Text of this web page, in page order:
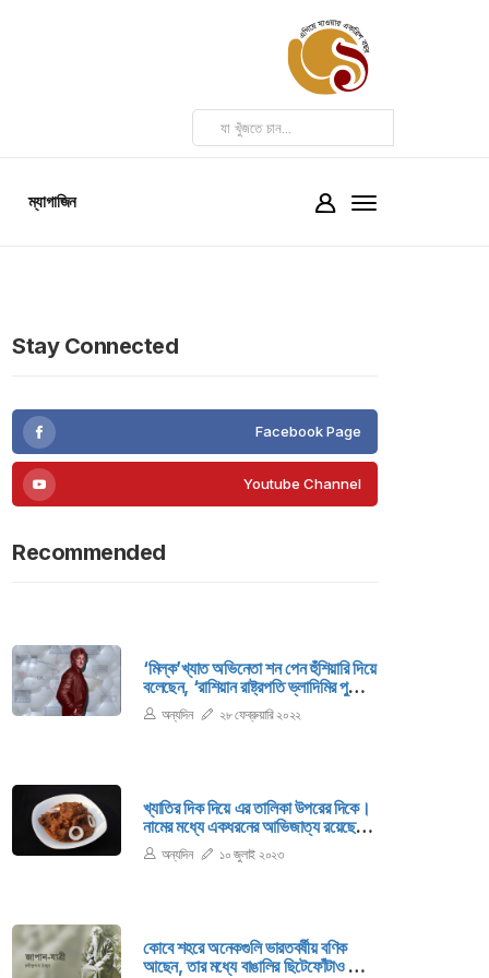
ম্যাগাজিন
Stay Connected
Facebook Page
Youtube Channel
Recommended
‘মিল্ক’খ্যাত অভিনেতা শন পেন হুঁশিয়ারি দিয়ে
বলেছেন, ‘রাশিয়ান রাষ্ট্রপতি ভ্লাদিমির পুতিন
সমস্ত মানবজাতির জন্য সবচেয়ে ভয়ঙ্কর ভুল
করবেন যদি তিনি ইউক্রেনে রাশিয়ার আক্রমণ
অন্যদিন ২৮ ফেব্রুয়ারি ২০২২
খ্যাতির দিক দিয়ে এর তালিকা উপরের দিকে।
নামের মধ্যে একধরনের আভিজাত্য রয়েছে।
খেতে তো অবশ্যই ভালো লাগে। আরও বেশি
ভালো লাগবে যখন আপনি নিজে এটি তৈরি করে
অন্যদিন ১০ জুলাই ২০২৩
কোবে শহরে অনেকগুলি ভারতবর্ষীয় বণিক
আছেন, তার মধ্যে বাঙালির ছিটেফোঁটাও কিছু